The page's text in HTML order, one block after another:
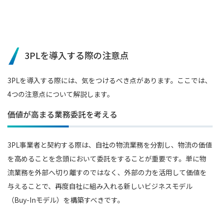
3PLを導入する際の注意点
3PLを導入する際には、気をつけるべき点があります。ここでは、
4つの注意点について解説します。
価値が高まる業務委託を考える
3PL事業者と契約する際は、自社の物流業務を分割し、物流の価値
を高めることを念頭において委託をすることが重要です。単に物
流業務を外部へ切り離すのではなく、外部の力を活用して価値を
与えることで、再度自社に組み入れる新しいビジネスモデル
（Buy-Inモデル）を構築すべきです。